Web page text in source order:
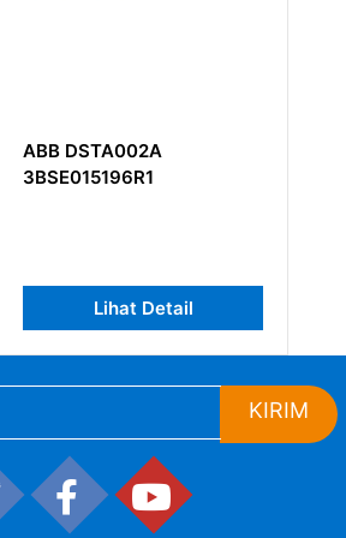
ABB NINT-62C Inverter
ACS600 Series Single
KIRIM